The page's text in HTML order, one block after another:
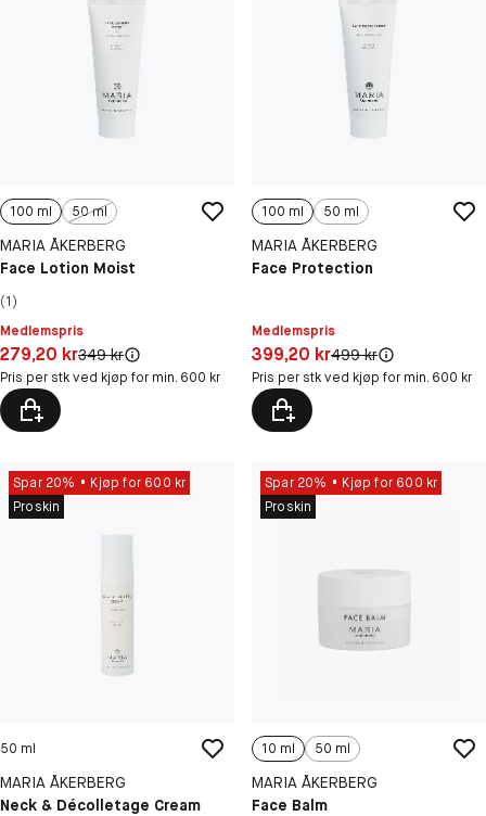
100 ml 50 ml
MARIA ÅKERBERG
Face Lotion Moist
(1)
Medlemspris
Pris: 279,20 kr
279,20 krOriginal pris:
349 kr
Pris per stk ved kjøp for min. 600 kr
100 ml 50 ml
MARIA ÅKERBERG
Face Protection
Medlemspris
Pris: 399,20 kr
399,20 krOriginal pris:
499 kr
Pris per stk ved kjøp for min. 600 kr
Spar 20%
Kjøp for 600 kr
Proskin
50 ml
MARIA ÅKERBERG
Neck & Décolletage Cream
Spar 20%
Kjøp for 600 kr
Proskin
10 ml 50 ml
MARIA ÅKERBERG
Face Balm